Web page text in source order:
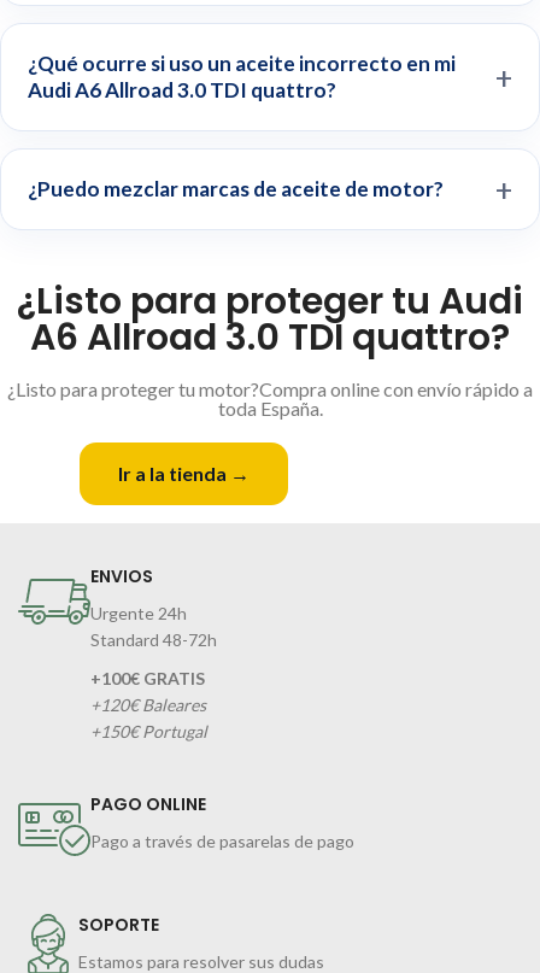
¿Qué ocurre si uso un aceite incorrecto en mi
Audi A6 Allroad 3.0 TDI quattro?
¿Puedo mezclar marcas de aceite de motor?
¿Listo para proteger tu Audi
A6 Allroad 3.0 TDI quattro?
¿Listo para proteger tu motor?Compra online con envío rápido a
toda España.
Ir a la tienda →
ENVIOS
Urgente 24h
Standard 48-72h
+100€ GRATIS
+120€ Baleares
+150€ Portugal
PAGO ONLINE
Pago a través de pasarelas de pago
SOPORTE
Estamos para resolver sus dudas